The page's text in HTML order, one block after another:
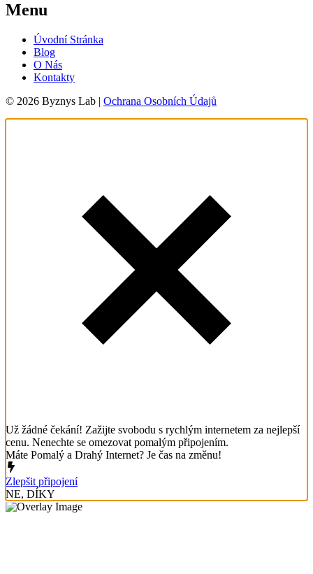
Menu
Úvodní Stránka
Blog
O Nás
Kontakty
© 2026 Byznys Lab | Ochrana Osobních Údajů
Už žádné čekání! Zažijte svobodu s rychlým internetem za nejlepší
cenu. Nenechte se omezovat pomalým připojením.
Máte Pomalý a Drahý Internet? Je čas na změnu!
Zlepšit připojení
NE, DÍKY